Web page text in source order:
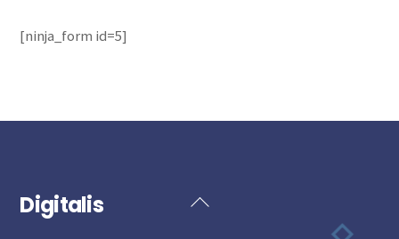
[ninja_form id=5]
Back
Digitalis